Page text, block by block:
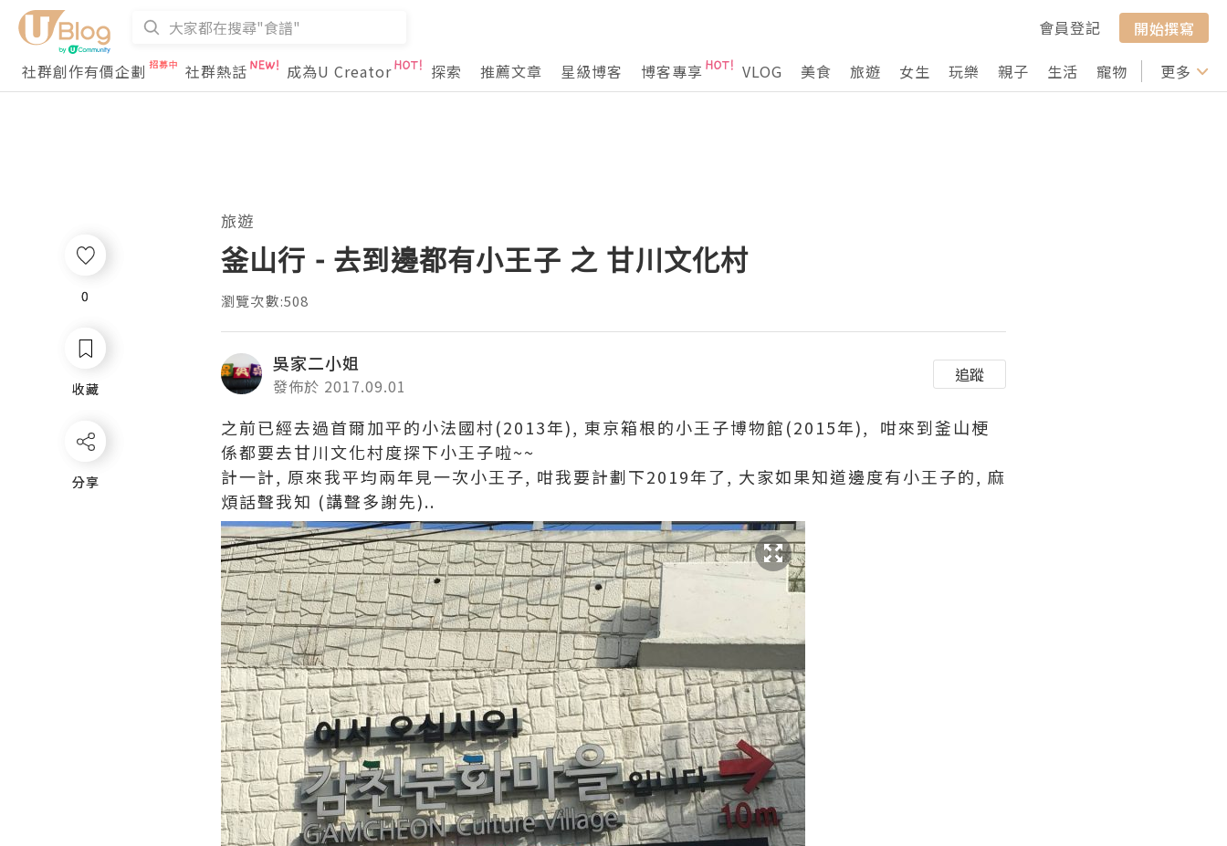
會員登記
開始撰寫
社群創作有價企劃
社群熱話 成為U Creator 探索 推薦文章 星級博客 博客專享 VLOG 美食 旅遊 女生 玩樂 親子 生活 寵物 行山 打卡
更多
0
收藏
分享
旅遊
釜山行 - 去到邊都有小王子 之 甘川文化村
瀏覽次數:508
吳家二小姐
發佈於 2017.09.01
追蹤
之前已經去過首爾加平的小法國村(2013年), 東京箱根的小王子博物館(2015年), 咁來到釜山梗
係都要去甘川文化村度探下小王子啦~~
計一計, 原來我平均兩年見一次小王子, 咁我要計劃下2019年了, 大家如果知道邊度有小王子的, 麻
煩話聲我知 (講聲多謝先)..
0
收藏
分享